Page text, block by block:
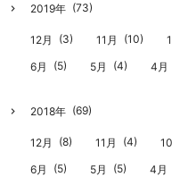
2019年 (73)
12月 (3) 11月 (10)
6月 (5) 5月 (4) 4月
2018年 (69)
12月 (8) 11月 (4)
6月 (5) 5月 (5) 4月